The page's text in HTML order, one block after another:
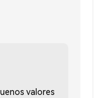
valores